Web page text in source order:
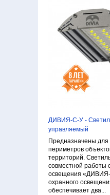
ДИВИЯ-С-У -
управляемый
Предназначены
периметров
территорий.
совместной работы
освещения «ДИВИЯ-
охранного
обеспечивает два...